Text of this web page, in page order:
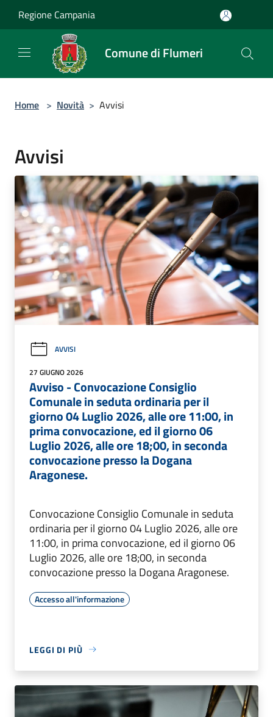
Regione Campania
Comune di Flumeri
Home > Novità > Avvisi
Avvisi
AVVISI
27 GIUGNO 2026
Avviso - Convocazione Consiglio
Comunale in seduta ordinaria per il
giorno 04 Luglio 2026, alle ore 11:00, in
prima convocazione, ed il giorno 06
Luglio 2026, alle ore 18;00, in seconda
convocazione presso la Dogana
Aragonese.
Convocazione Consiglio Comunale in seduta
ordinaria per il giorno 04 Luglio 2026, alle ore
11:00, in prima convocazione, ed il giorno 06
Luglio 2026, alle ore 18;00, in seconda
convocazione presso la Dogana Aragonese.
Accesso all'informazione
LEGGI DI PIÙ